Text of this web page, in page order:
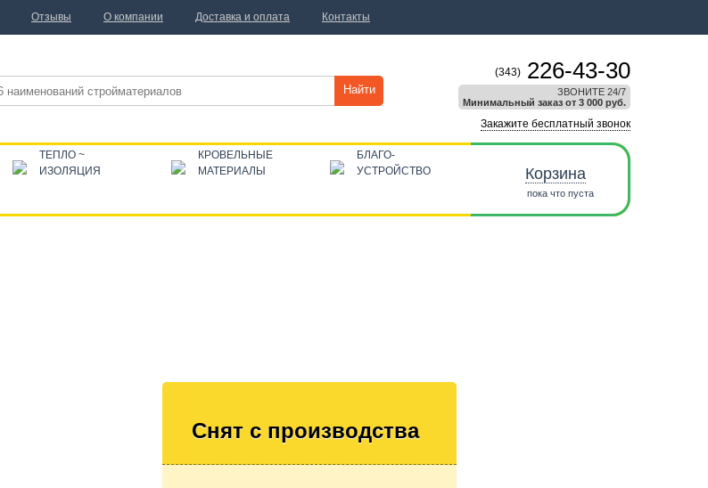
Снят с производства
Найти
(343) 226-43-30
ЗВОНИТЕ 24/7
Минимальный заказ от 3 000 руб.
Закажите бесплатный звонок
ТЕПЛО ~
ИЗОЛЯЦИЯ
КРОВЕЛЬНЫЕ
МАТЕРИАЛЫ
БЛАГО-
УСТРОЙСТВО
Корзина
пока что пуста
Отзывы О компании Доставка и оплата Контакты